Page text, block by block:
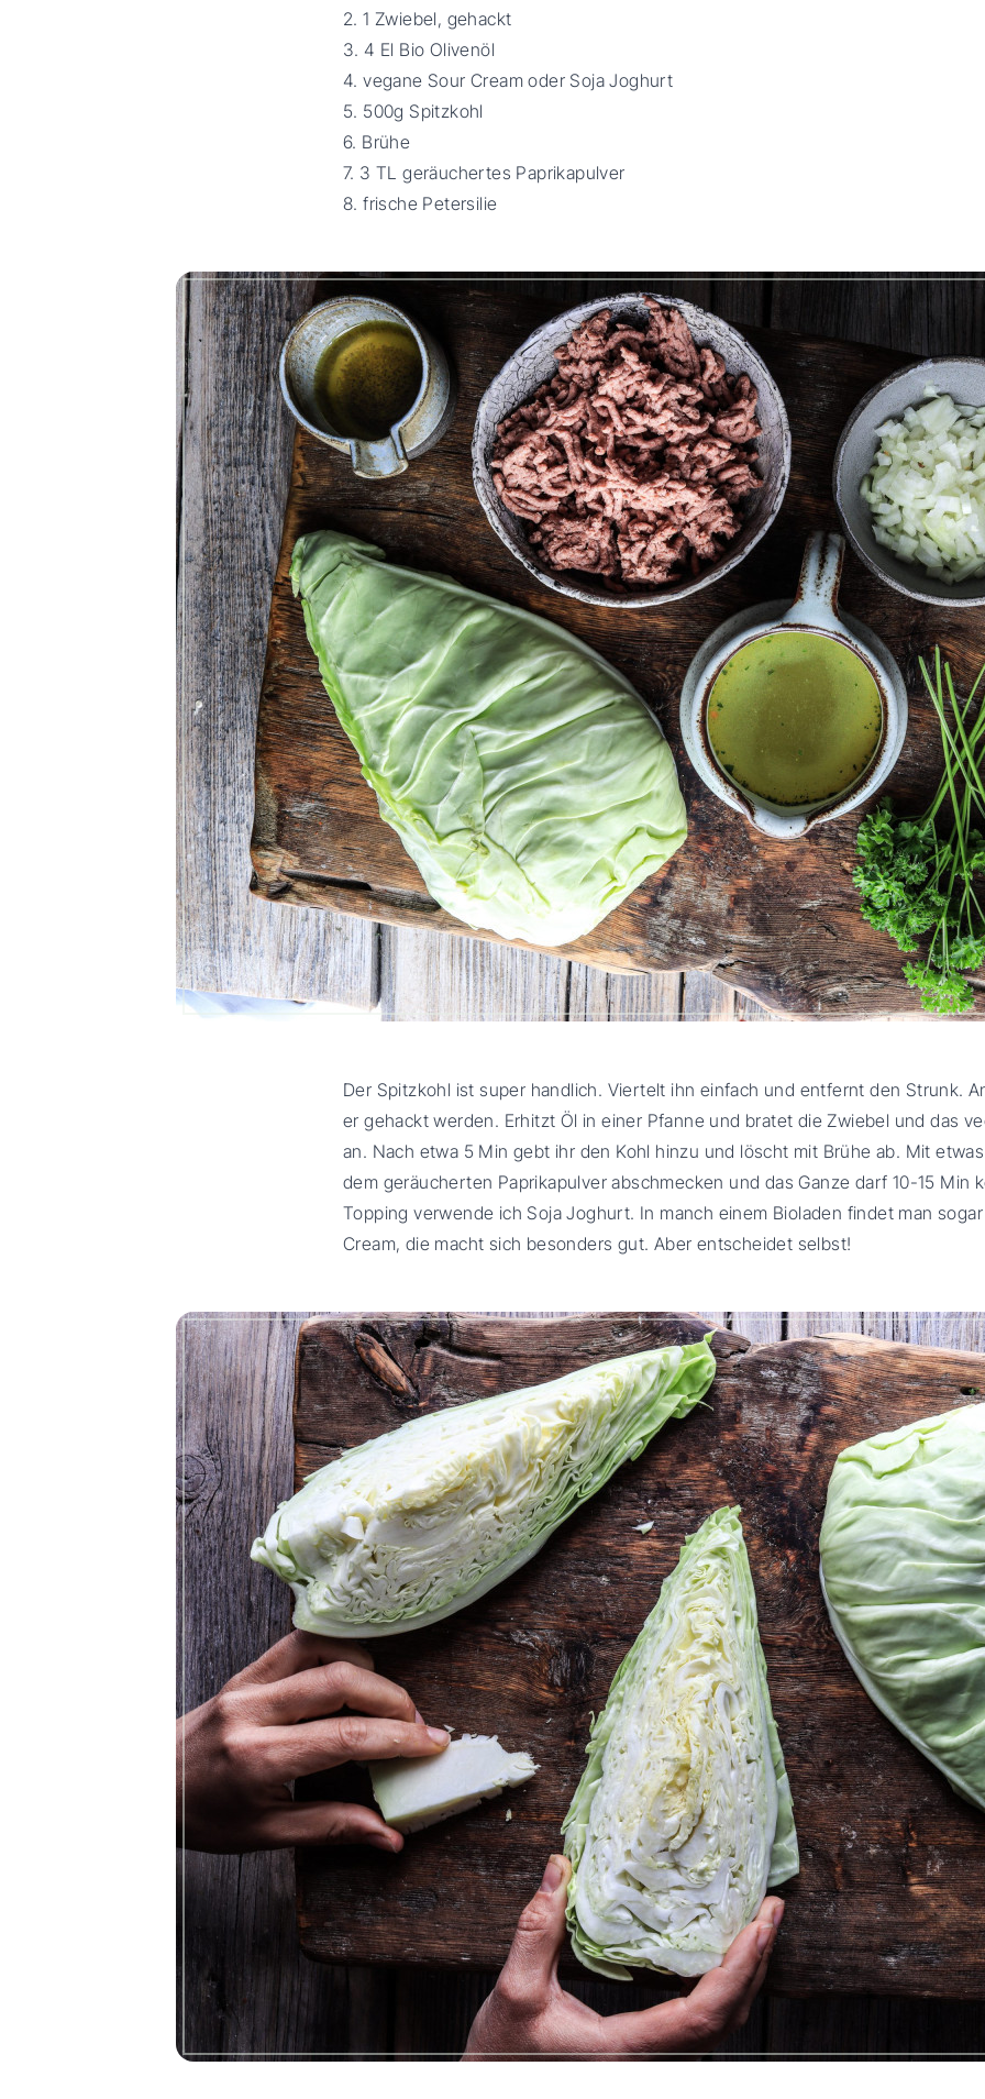
2. 1 Zwiebel, gehackt
3. 4 El Bio Olivenöl
4. vegane Sour Cream oder Soja Joghurt
5. 500g Spitzkohl
6. Brühe
7. 3 TL geräuchertes Paprikapulver
8. frische Petersilie
Der Spitzkohl ist super handlich. Viertelt ihn einfach und entfernt den Strunk.
er gehackt werden. Erhitzt Öl in einer Pfanne und bratet die Zwiebel und das
an. Nach etwa 5 Min gebt ihr den Kohl hinzu und löscht mit Brühe ab. Mit
dem geräucherten Paprikapulver abschmecken und das Ganze darf 10-15 Min
Topping verwende ich Soja Joghurt. In manch einem Bioladen findet man
Cream, die macht sich besonders gut. Aber entscheidet selbst!